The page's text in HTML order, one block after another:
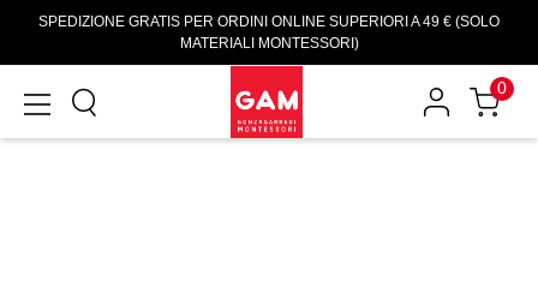
SPEDIZIONE GRATIS PER ORDINI ONLINE SUPERIORI A 49 € (SOLO
MATERIALI MONTESSORI)
0